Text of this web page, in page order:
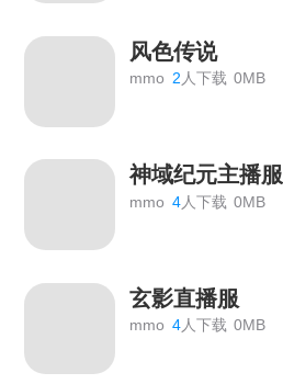
风色传说
mmo 2 人下载 0MB
神域纪元主播服
mmo 4人下载 0MB
玄影直播服
mmo 4人下载 0MB